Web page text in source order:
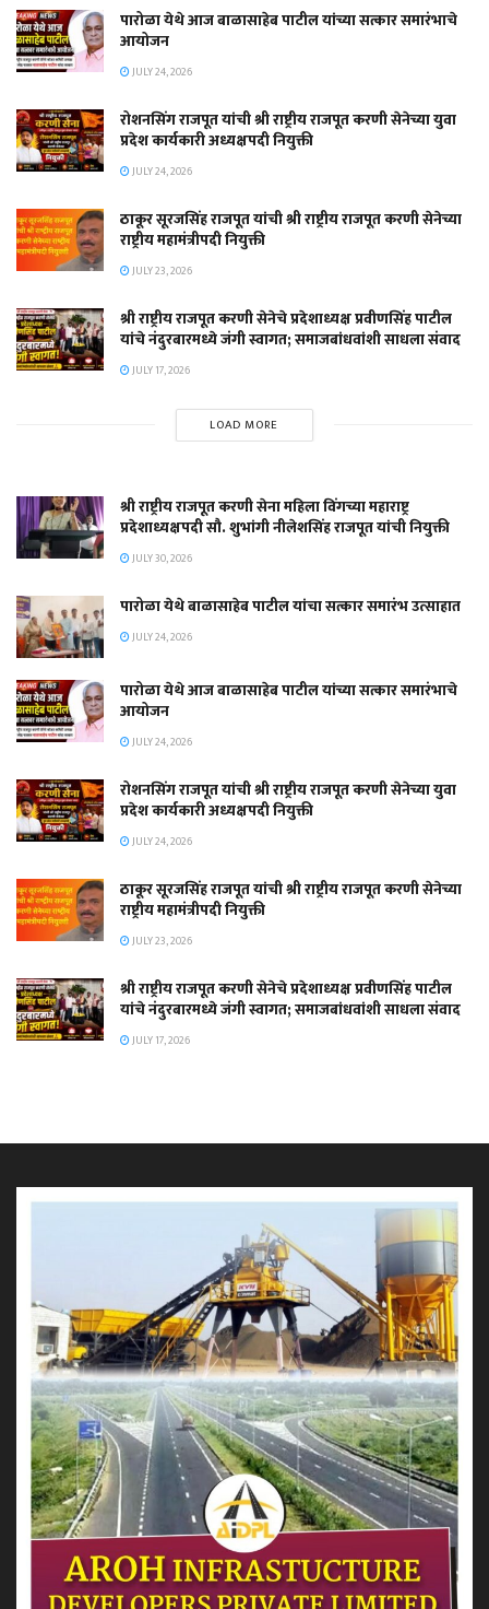
पारोळा येथे आज बाळासाहेब पाटील यांच्या सत्कार समारंभाचे
आयोजन
JULY 24, 2026
रोशनसिंग राजपूत यांची श्री राष्ट्रीय राजपूत करणी सेनेच्या युवा
प्रदेश कार्यकारी अध्यक्षपदी नियुक्ती
JULY 24, 2026
ठाकूर सूरजसिंह राजपूत यांची श्री राष्ट्रीय राजपूत करणी सेनेच्या
राष्ट्रीय महामंत्रीपदी नियुक्ती
JULY 23, 2026
श्री राष्ट्रीय राजपूत करणी सेनेचे प्रदेशाध्यक्ष प्रवीणसिंह पाटील
यांचे नंदुरबारमध्ये जंगी स्वागत; समाजबांधवांशी साधला संवाद
JULY 17, 2026
LOAD MORE
श्री राष्ट्रीय राजपूत करणी सेना महिला विंगच्या महाराष्ट्र
प्रदेशाध्यक्षपदी सौ. शुभांगी नीलेशसिंह राजपूत यांची नियुक्ती
JULY 30, 2026
पारोळा येथे बाळासाहेब पाटील यांचा सत्कार समारंभ उत्साहात
JULY 24, 2026
पारोळा येथे आज बाळासाहेब पाटील यांच्या सत्कार समारंभाचे
आयोजन
JULY 24, 2026
रोशनसिंग राजपूत यांची श्री राष्ट्रीय राजपूत करणी सेनेच्या युवा
प्रदेश कार्यकारी अध्यक्षपदी नियुक्ती
JULY 24, 2026
ठाकूर सूरजसिंह राजपूत यांची श्री राष्ट्रीय राजपूत करणी सेनेच्या
राष्ट्रीय महामंत्रीपदी नियुक्ती
JULY 23, 2026
श्री राष्ट्रीय राजपूत करणी सेनेचे प्रदेशाध्यक्ष प्रवीणसिंह पाटील
यांचे नंदुरबारमध्ये जंगी स्वागत; समाजबांधवांशी साधला संवाद
JULY 17, 2026